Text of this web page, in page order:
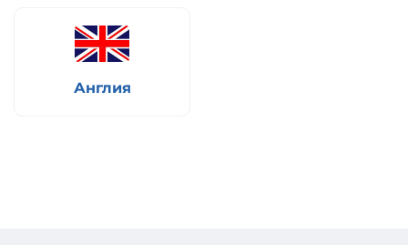
Англия